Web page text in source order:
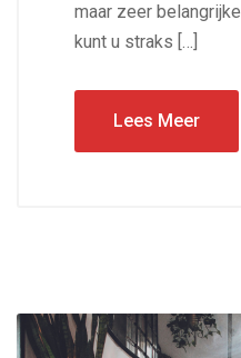
maar zeer
kunt u straks […]
Lees Meer